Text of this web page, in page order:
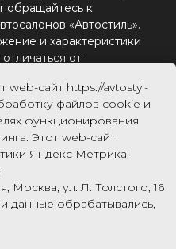
обращайтесь к
«Автостиль».
и характеристики
от
приобретении
техническом
запасных
аксессуарах
центры и автосалоны
данных
web-сайт https://avtostyl-
файлов cookie и
функционирования
Этот web-сайт
Яндекс Метрика,
Москва, ул. Л. Толстого, 16
данные обрабатывались,